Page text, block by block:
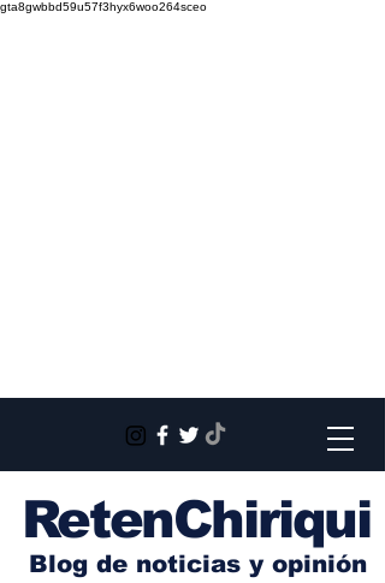
gta8gwbbd59u57f3hyx6woo264sceo
RetenChiriqui
Blog de noticias y opinión